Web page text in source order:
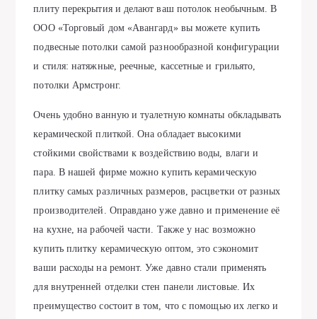
плиту перекрытия и делают ваш потолок необычным. В
ООО «Торговый дом «Авангард» вы можете купить
подвесные потолки самой разнообразной конфигурации
и стиля: натяжные, реечные, кассетные и грильято,
потолки Армстронг.
Очень удобно ванную и туалетную комнаты обкладывать
керамической плиткой. Она обладает высокими
стойкими свойствами к воздействию воды, влаги и
пара. В нашей фирме можно купить керамическую
плитку самых различных размеров, расцветки от разных
производителей. Оправдано уже давно и применение её
на кухне, на рабочей части. Также у нас возможно
купить плитку керамическую оптом, это сэкономит
ваши расходы на ремонт. Уже давно стали применять
для внутренней отделки стен панели листовые. Их
преимущество состоит в том, что с помощью их легко и